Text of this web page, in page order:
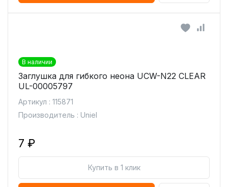
В наличии
Заглушка для гибкого неона UCW-N22 CLEAR
UL-00005797
Артикул : 115871
Производитель : Uniel
7 ₽
Купить в 1 клик